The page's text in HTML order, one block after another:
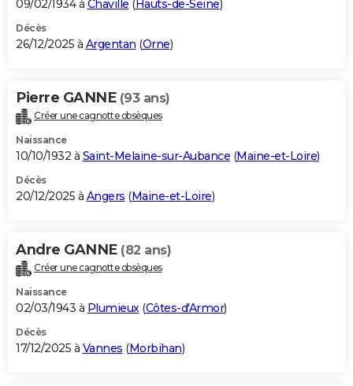
09/02/1934 à Chaville ( Hauts-de-Seine)
Décès
26/12/2025 à Argentan (Orne)
Pierre GANNE (93 ans)
Créer une cagnotte obsèques
Naissance
10/10/1932 à Saint-Melaine-sur-Aubance (Maine-et-Loire)
Décès
20/12/2025 à Angers (Maine-et-Loire)
Andre GANNE (82 ans)
Créer une cagnotte obsèques
Naissance
02/03/1943 à Plumieux(Côtes-d'Armor)
Décès
17/12/2025 à Vannes (Morbihan)